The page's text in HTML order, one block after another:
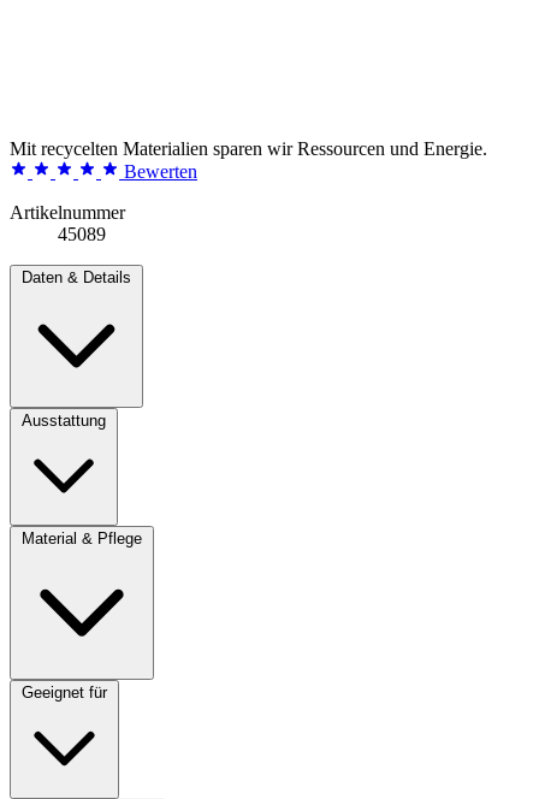
Mit recycelten Materialien sparen wir Ressourcen und Energie.
Bewerten
Artikelnummer
45089
Daten & Details
Ausstattung
Material & Pflege
Geeignet für